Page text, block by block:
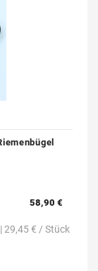
58,90 €
| 29,45 € / Stück